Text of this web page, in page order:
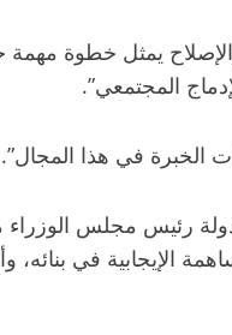
يمثل خطوة
المجتمعي”.
الخبرة في هذا المجال”.
رئيس مجلس الوزراء
الإيجابية في